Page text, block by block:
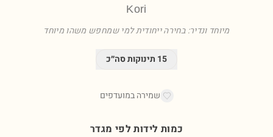
Kori
מיוחד ונדיר: בחירה ייחודית למי שמחפש משהו מיוחד
15 תינוקות סה״כ
שמירה במועדפים
כמות לידות לפי מגדר